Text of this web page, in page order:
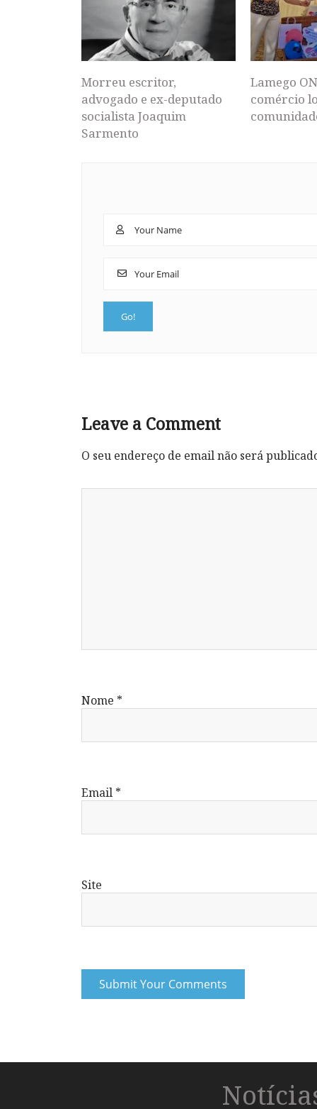
Morreu escritor,
advogado e ex-deputado
socialista Joaquim
Sarmento
Lamego
comércio
Leave a Comment
O seu endereço de email não será
Nome *
Email *
Site